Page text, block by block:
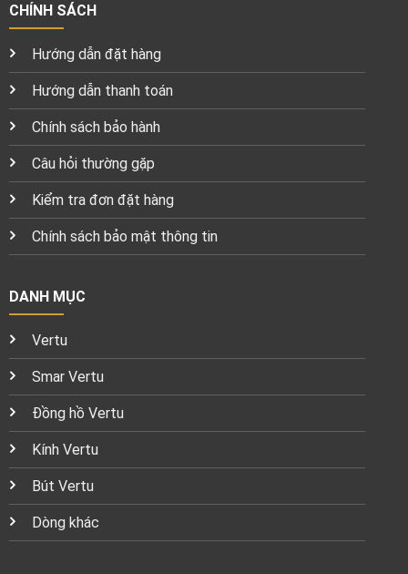
CHÍNH SÁCH
Hướng dẫn đặt hàng
Hướng dẫn thanh toán
Chính sách bảo hành
Câu hỏi thường gặp
Kiểm tra đơn đặt hàng
Chính sách bảo mật thông tin
DANH MỤC
Vertu
Smar Vertu
Đồng hồ Vertu
Kính Vertu
Bút Vertu
Dòng khác